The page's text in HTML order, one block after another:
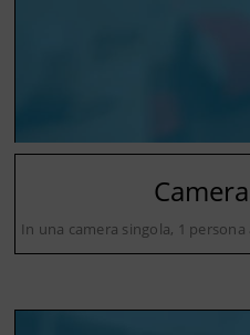
In una camera singola, 1